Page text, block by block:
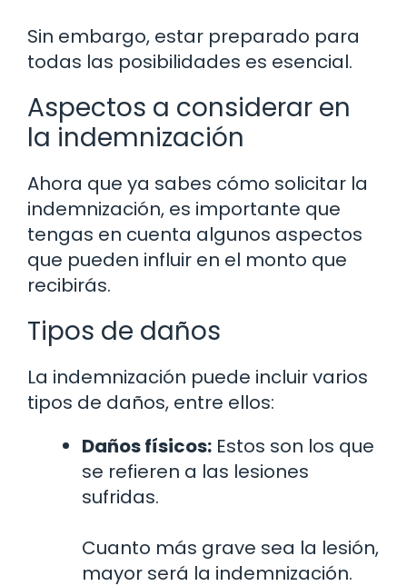
Sin embargo, estar preparado para
todas las posibilidades es esencial.
Aspectos a considerar en
la indemnización
Ahora que ya sabes cómo solicitar la
indemnización, es importante que
tengas en cuenta algunos aspectos
que pueden influir en el monto que
recibirás.
Tipos de daños
La indemnización puede incluir varios
tipos de daños, entre ellos:
Daños físicos: Estos son los que
se refieren a las lesiones
sufridas.
Cuanto más grave sea la lesión,
mayor será la indemnización.